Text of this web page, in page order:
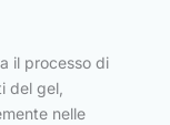
il processo di
del gel,
nelle